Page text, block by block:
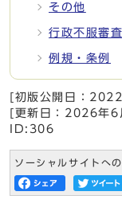
その他
行政不服審
例規・条例
[初版公開日：
[更新日： 2026年6
ID:306
ソーシャルサイトへ